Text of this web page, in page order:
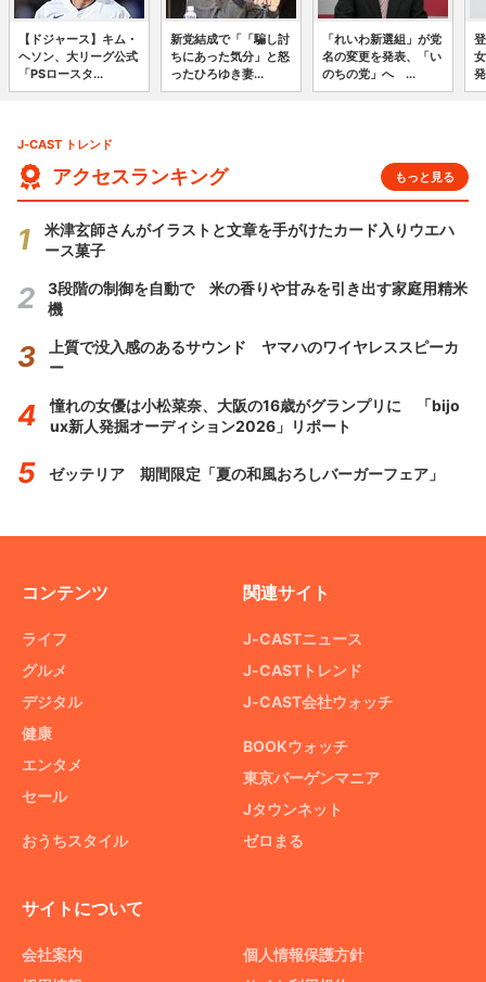
【ドジャース】キム・
ヘソン、大リーグ公式
「PSロースタ...
新党結成で「「騙し討
ちにあった気分」と怒
ったひろゆき妻...
「れいわ新選組」が党
名の変更を発表、「い
のちの党」へ ...
J-CAST トレンド
アクセスランキング もっと見る
米津玄師さんがイラストと文章を手がけたカード入りウエハ
ース菓子
3段階の制御を自動で 米の香りや甘みを引き出す家庭用精米
機
上質で没入感のあるサウンド ヤマハのワイヤレススピーカ
ー
憧れの女優は小松菜奈、大阪の16歳がグランプリに 「bijo
ux新人発掘オーディション2026」リポート
ゼッテリア 期間限定「夏の和風おろしバーガーフェア」
コンテンツ
ライフ
グルメ
デジタル
健康
エンタメ
セール
おうちスタイル
関連サイト
J-CASTニュース
J-CASTトレンド
J-CAST会社ウォッチ
BOOKウォッチ
東京バーゲンマニア
Jタウンネット
ゼロまる
サイトについて
会社案内
個人情報保護方針